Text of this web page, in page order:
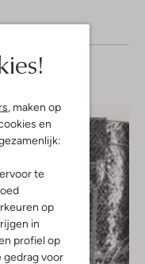
, maken op
en
te
op
in
profiel op
gedrag voor